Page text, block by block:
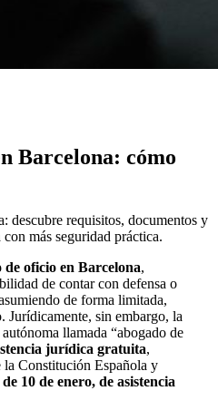
Barcelona: cómo
descubre requisitos, documentos y
más seguridad práctica.
de oficio en Barcelona,
de contar con defensa o
de forma limitada,
Jurídicamente, sin embargo, la
llamada “abogado de
jurídica gratuita,
Constitución Española y
10 de enero, de asistencia